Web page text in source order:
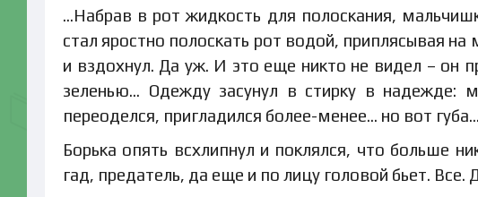
…Набрав в рот жидкость для полоскания,
стал яростно полоскать рот водой, приплясывая
и вздохнул. Да уж. И это еще никто не видел – он
зеленью… Одежду засунул в стирку в надежде:
переоделся, пригладился более-менее… но вот губа…
Борька опять всхлипнул и поклялся, что больше
гад, предатель, да еще и по лицу головой бьет. Все.